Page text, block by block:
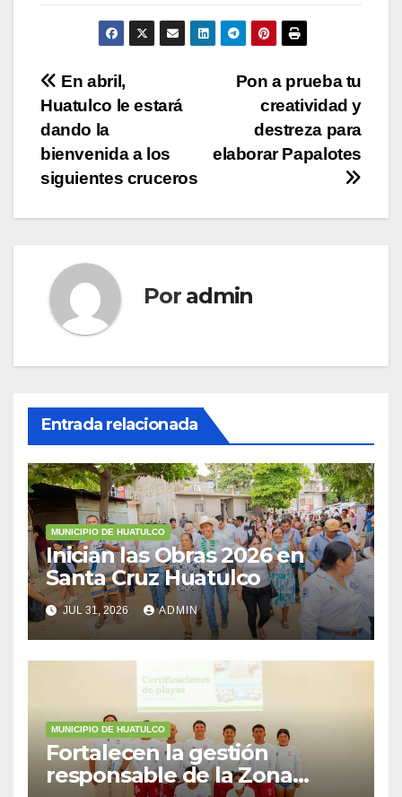
Navegación
de
entradas
Pon a prueba tu
creatividad y
destreza para
elaborar Papalotes
En abril,
Huatulco le estará
dando la
bienvenida a los
siguientes cruceros
Por admin
Entrada relacionada
MUNICIPIO DE HUATULCO
Inician las Obras 2026 en
Santa Cruz Huatulco
JUL 31, 2026 ADMIN
MUNICIPIO DE HUATULCO
Fortalecen la gestión
responsable de la Zona